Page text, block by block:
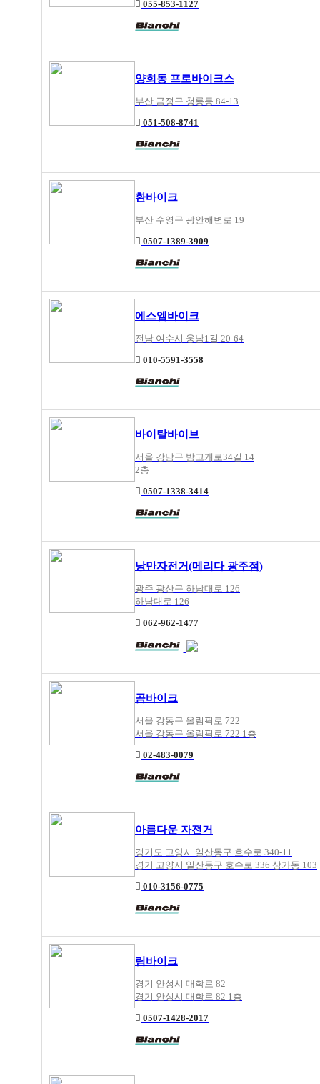
055-853-1127
양희동 프로바이크스
부산 금정구 청룡동 84-13
051-508-8741
환바이크
부산 수영구 광안해변로 19
0507-1389-3909
에스엠바이크
전남 여수시 웅남1길 20-64
010-5591-3558
바이탈바이브
서울 강남구 밤고개로34길 14
2층
0507-1338-3414
낭만자전거(메리다 광주점)
광주 광산구 하남대로 126
하남대로 126
062-962-1477
곰바이크
서울 강동구 올림픽로 722
서울 강동구 올림픽로 722 1층
02-483-0079
아름다운 자전거
경기도 고양시 일산동구 호수로 340-11
경기 고양시 일산동구 호수로 336 상가동 103
010-3156-0775
림바이크
경기 안성시 대학로 82
경기 안성시 대학로 82 1층
0507-1428-2017